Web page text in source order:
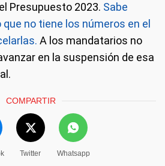
Presupuesto 2023. Sabe
no tiene los números en el
A los mandatarios no
en la suspensión de esa
COMPARTIR
Twitter Whatsapp